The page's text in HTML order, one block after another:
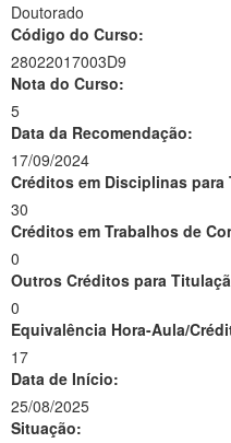
Doutorado
Código do Curso:
28022017003D9
Nota do Curso:
5
Data da Recomendação:
17/09/2024
Créditos em Disciplinas para
30
Créditos em Trabalhos de
0
Outros Créditos para
0
Equivalência Hora-Aula/
17
Data de Início:
25/08/2025
Situação: